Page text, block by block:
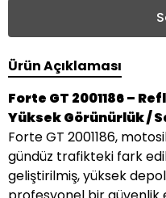
Ürün Açıklaması
Forte GT 2001186 –
Yüksek Görünürlük /
Forte GT 2001186,
gündüz trafikteki fark
geliştirilmiş, yüksek